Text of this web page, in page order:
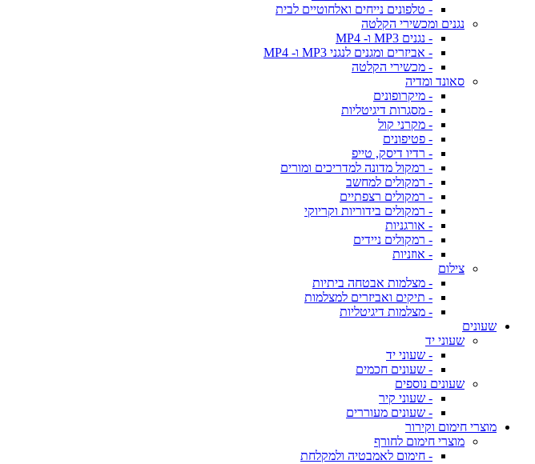
- טלפונים נייחים ואלחוטיים לבית
נגנים ומכשירי הקלטה
- נגנים MP3 ו- MP4
- אביזרים ומגנים לנגני MP3 ו- MP4
- מכשירי הקלטה
סאונד ומדיה
- מיקרופונים
- מסגרות דיגיטליות
- מקרני קול
- פטיפונים
- רדיו דיסק, טייפ
- רמקול מדונה למדריכים ומורים
- רמקולים למחשב
- רמקולים רצפתיים
- רמקולים בידוריות וקריוקי
- אורגניות
- רמקולים ניידים
- אוזניות
צילום
- מצלמות אבטחה ביתיות
- תיקים ואביזרים למצלמות
- מצלמות דיגיטליות
שעונים
שעוני יד
- שעוני יד
- שעונים חכמים
שעונים נוספים
- שעוני קיר
- שעונים מעוררים
מוצרי חימום וקירור
מוצרי חימום לחורף
- חימום לאמבטיה ולמקלחת